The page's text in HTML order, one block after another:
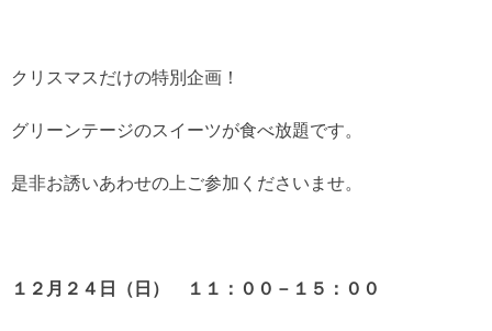
クリスマスだけの特別企画！
グリーンテージのスイーツが食べ放題です。
是非お誘いあわせの上ご参加くださいませ。
１２月２４日（日） １１：００－１５：００